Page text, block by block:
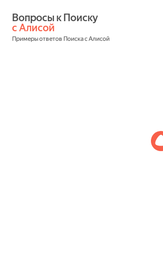
с Алисой
Примеры ответов Поиска с Алисой